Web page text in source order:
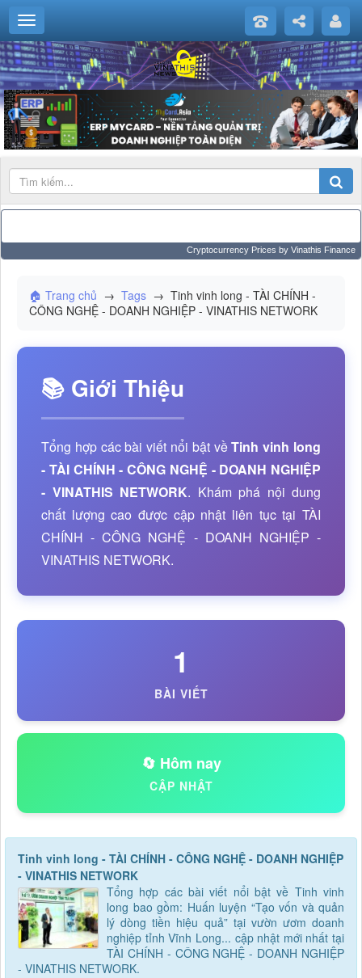
Cryptocurrency Prices by Vinathis Finance
🏠 Trang chủ → Tags → Tinh vinh long - TÀI CHÍNH -
CÔNG NGHỆ - DOANH NGHIỆP - VINATHIS NETWORK
📚 Giới Thiệu
Tổng hợp các bài viết nổi bật vềTinh vinh long
- TÀI CHÍNH - CÔNG NGHỆ - DOANH NGHIỆP
- VINATHIS NETWORK. Khám phá nội dung
chất lượng cao được cập nhật liên tục tại TÀI
CHÍNH - CÔNG NGHỆ - DOANH NGHIỆP -
VINATHIS NETWORK.
1
BÀI VIẾT
🔄 Hôm nay
CẬP NHẬT
Tinh vinh long - TÀI CHÍNH - CÔNG NGHỆ - DOANH NGHIỆP
- VINATHIS NETWORK
Tổng hợp các bài viết nổi bật về Tinh vinh
long bao gồm: Huấn luyện “Tạo vốn và quản
lý dòng tiền hiệu quả” tại vườn ươm doanh
nghiệp tỉnh Vĩnh Long... cập nhật mới nhất tại
TÀI CHÍNH - CÔNG NGHỆ - DOANH NGHIỆP
- VINATHIS NETWORK.